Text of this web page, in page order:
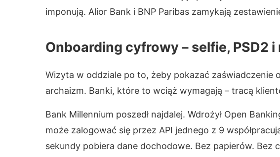
imponują. Alior Bank i BNP Paribas zamykają
Onboarding cyfrowy – selfie, PSD2
Wizyta w oddziale po to, żeby pokazać zaświadczenie
archaizm. Banki, które to wciąż wymagają – tracą
Bank Millennium poszedł najdalej. Wdrożył Open
może zalogować się przez API jednego z 9
sekundy pobiera dane dochodowe. Bez papierów. Bez